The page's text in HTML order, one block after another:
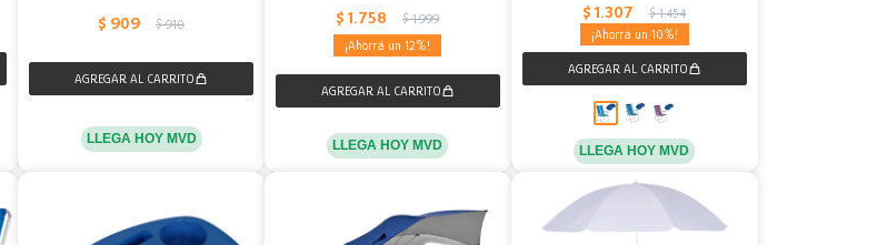
$ 909 $ 910
LLEGA HOY MVD
$ 1.758 $ 1.999
12
LLEGA HOY MVD
$ 1.307 $ 1.454
10
LLEGA HOY MVD